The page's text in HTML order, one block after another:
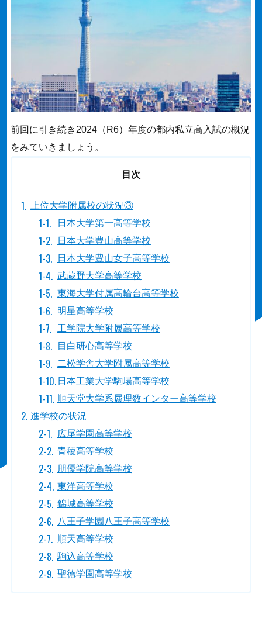
前回に引き続き2024（R6）年度の都内私立高入試の概況
をみていきましょう。
目次
上位大学附属校の状況③
日本大学第一高等学校
日本大学豊山高等学校
日本大学豊山女子高等学校
武蔵野大学高等学校
東海大学付属高輪台高等学校
明星高等学校
工学院大学附属高等学校
目白研心高等学校
二松学舎大学附属高等学校
日本工業大学駒場高等学校
順天堂大学系属理数インター高等学校
進学校の状況
広尾学園高等学校
青稜高等学校
朋優学院高等学校
東洋高等学校
錦城高等学校
八王子学園八王子高等学校
順天高等学校
駒込高等学校
聖徳学園高等学校